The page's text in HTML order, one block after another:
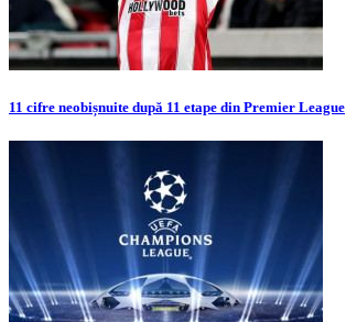
11 cifre neobișnuite după 11 etape din Premier League